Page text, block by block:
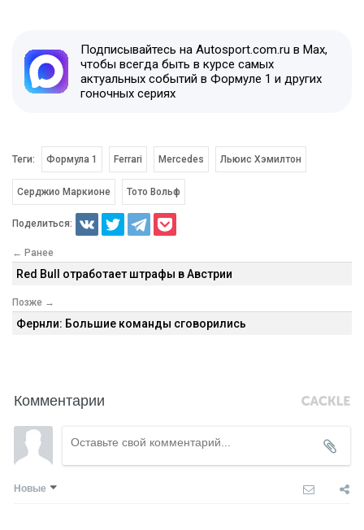
Подписывайтесь на Autosport.com.ru в Max,
чтобы всегда быть в курсе самых
актуальных событий в Формуле 1 и других
гоночных сериях
Теги: Формула 1 Ferrari Mercedes Льюис Хэмилтон
Серджио Маркионе Тото Вольф
Поделиться:
← Ранее
Red Bull отработает штрафы в Австрии
Позже →
Фернли: Большие команды сговорились
Комментарии
Новые